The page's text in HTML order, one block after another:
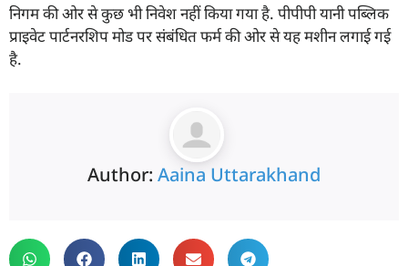
निगम की ओर से कुछ भी निवेश नहीं किया गया है. पीपीपी यानी पब्लिक
प्राइवेट पार्टनरशिप मोड पर संबंधित फर्म की ओर से यह मशीन लगाई गई
है.
Author: Aaina Uttarakhand